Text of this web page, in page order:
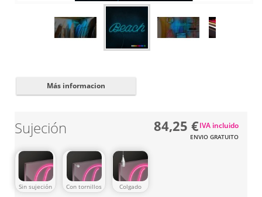
Más informacion
Sujeción
Sin sujeción Con tornillos Colgado
84,25 €
ENVIO GRATUITO
IVA incluido